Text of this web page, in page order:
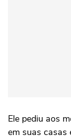
Ele pediu aos
em suas casas